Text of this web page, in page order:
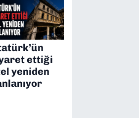
ettiği
yeniden